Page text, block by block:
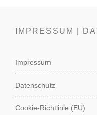
IMPRESSUM |
Impressum
Datenschutz
Cookie-Richtlinie (EU)